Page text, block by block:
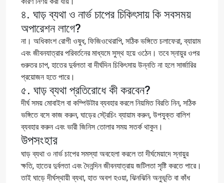
৪. ঘাড় ব্যথা ও নার্ভ চাপের চিকিৎসায় কি সবসময়
অপারেশন লাগে?
না। অধিকাংশ রোগী ওষুধ, ফিজিওথেরাপি, সঠিক ভঙ্গিতে চলাফেরা, ব্যায়াম
এবং জীবনযাত্রার পরিবর্তনের মাধ্যমে সুস্থ হয়ে ওঠেন। তবে স্নায়ুর ওপর
গুরুতর চাপ, হাতের দুর্বলতা বা দীর্ঘদিন চিকিৎসায় উন্নতি না হলে সার্জারির
প্রয়োজন হতে পারে।
৫. ঘাড় ব্যথা প্রতিরোধে কী করবেন?
দীর্ঘ সময় মোবাইল বা কম্পিউটার ব্যবহার করলে নিয়মিত বিরতি নিন, সঠিক
ভঙ্গিতে বসে কাজ করুন, ঘাড়ের স্ট্রেচিং ব্যায়াম করুন, উপযুক্ত বালিশ
ব্যবহার করুন এবং ভারী জিনিস তোলার সময় সতর্ক থাকুন।
উপসংহার
ঘাড় ব্যথা ও নার্ভ চাপের সমস্যা অবহেলা করলে তা দীর্ঘমেয়াদে স্নায়ুর
ক্ষতি, হাতের দুর্বলতা এবং দৈনন্দিন জীবনযাত্রায় জটিলতা সৃষ্টি করতে পারে।
তাই ঘাড়ে দীর্ঘস্থায়ী ব্যথা, হাত অবশ হওয়া, ঝিনঝিনি অনুভূতি বা কাঁধ